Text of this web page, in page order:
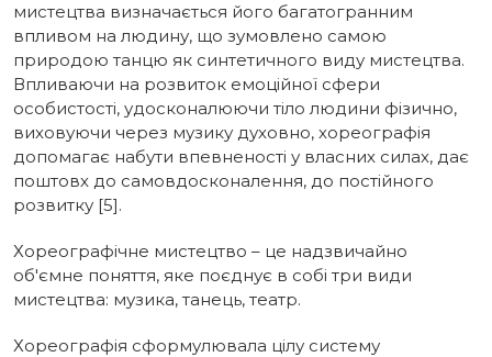
мистецтва визначається його багатогранним
впливом на людину, що зумовлено самою
природою танцю як синтетичного виду мистецтва.
Впливаючи на розвиток емоційної сфери
особистості, удосконалюючи тіло людини фізично,
виховуючи через музику духовно, хореографія
допомагає набути впевненості у власних силах, дає
поштовх до самовдосконалення, до постійного
розвитку [5].
Хореографічне мистецтво – це надзвичайно
об'ємне поняття, яке поєднує в собі три види
мистецтва: музика, танець, театр.
Хореографія сформулювала цілу систему